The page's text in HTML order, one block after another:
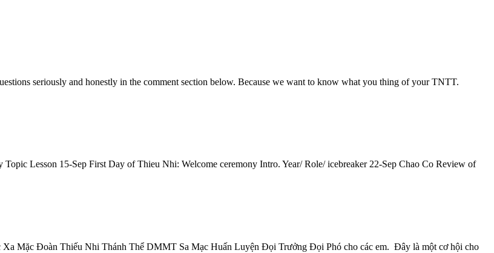
seriously and honestly in the comment section below. Because we want to know what you thing of your TNTT.
Lesson 15-Sep First Day of Thieu Nhi: Welcome ceremony Intro. Year/ Role/ icebreaker 22-Sep Chao Co Review of
Mặc Đoàn Thiếu Nhi Thánh Thể DMMT Sa Mạc Huấn Luyện Đọi Trưởng Đọi Phó cho các em. Ðây là một cơ hội cho